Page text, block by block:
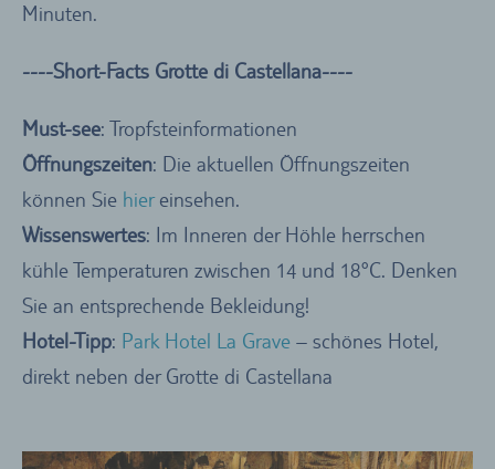
Minuten.
----Short-Facts Grotte di Castellana----
Must-see: Tropfsteinformationen
Öffnungszeiten: Die aktuellen Öffnungszeiten
können Sie hiereinsehen.
Wissenswertes: Im Inneren der Höhle herrschen
kühle Temperaturen zwischen 14 und 18°C. Denken
Sie an entsprechende Bekleidung!
Hotel-Tipp: Park Hotel La Grave – schönes Hotel,
direkt neben der Grotte di Castellana